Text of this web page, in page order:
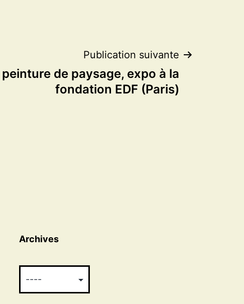
Publication suivante
peinture de paysage, expo à la
fondation EDF (Paris)
Archives